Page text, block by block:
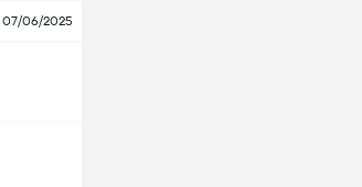
07/06/2025